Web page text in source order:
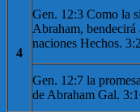
4
Gen. 12:3 Como la
Abraham, bendecirá
naciones Hechos.
Gen. 12:7 la
de Abraham Gal.